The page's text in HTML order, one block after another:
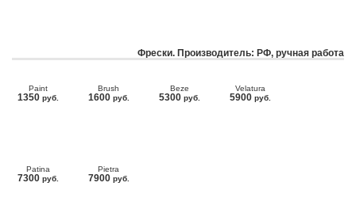
Фрески. Производитель: РФ, ручная работа
Paint
1350 руб.
Brush
1600 руб.
Beze
5300 руб.
Velatura
5900 руб.
Patina
7300 руб.
Pietra
7900 руб.